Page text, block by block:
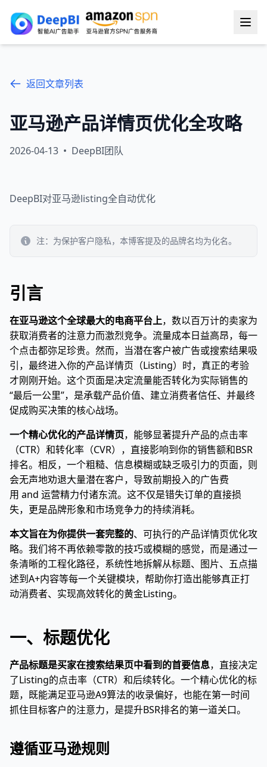
返回文章列表
亚马逊产品详情页优化全攻略
2026-04-13 • DeepBI团队
DeepBI对亚马逊listing全自动优化
注：为保护客户隐私，本博客提及的品牌名均为化名。
引言
在亚马逊这个全球最大的电商平台上，数以百万计的卖家为
获取消费者的注意力而激烈竞争。流量成本日益高昂，每一
个点击都弥足珍贵。然而，当潜在客户被广告或搜索结果吸
引，最终进入你的产品详情页（Listing）时，真正的考验
才刚刚开始。这个页面是决定流量能否转化为实际销售的
“最后一公里”，是承载产品价值、建立消费者信任、并最终
促成购买决策的核心战场。
一个精心优化的产品详情页，能够显著提升产品的点击率
（CTR）和转化率（CVR），直接影响到你的销售额和BSR
排名。相反，一个粗糙、信息模糊或缺乏吸引力的页面，则
会无声地劝退大量潜在客户，导致前期投入的广告费
用 and 运营精力付诸东流。这不仅是错失订单的直接损
失，更是品牌形象和市场竞争力的持续消耗。
本文旨在为你提供一套完整的、可执行的产品详情页优化攻
略。我们将不再依赖零散的技巧或模糊的感觉，而是通过一
条清晰的工程化路径，系统性地拆解从标题、图片、五点描
述到A+内容等每一个关键模块，帮助你打造出能够真正打
动消费者、实现高效转化的黄金Listing。
一、标题优化
产品标题是买家在搜索结果页中看到的首要信息，直接决定
了Listing的点击率（CTR）和后续转化。一个精心优化的标
题，既能满足亚马逊A9算法的收录偏好，也能在第一时间
抓住目标客户的注意力，是提升BSR排名的第一道关口。
遵循亚马逊规则